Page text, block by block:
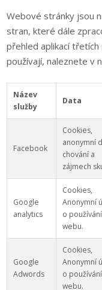
Webové stránky jsou
stran, které dále
přehled aplikací
používají, naleznete v
Název
služby
Data
Facebook
Cookies,
anonymní
chování a
zájmech
Google
analytics
Cookies,
Anonymní
o používání
webu.
Google
Adwords
Cookies,
Anonymní
o používání
webu.